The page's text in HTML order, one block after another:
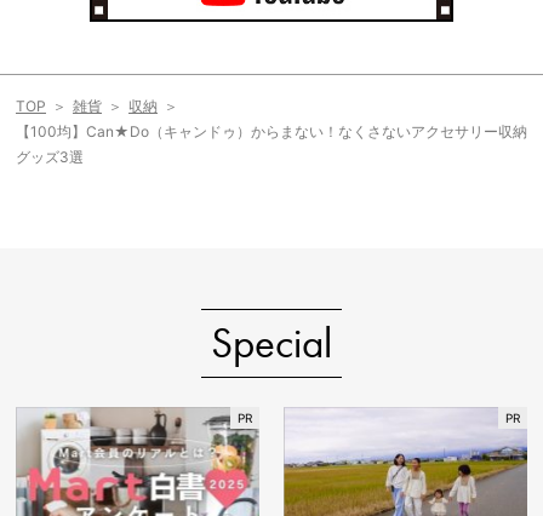
TOP 雑貨
収納
【100均】Can★Do（キャンドゥ）からまない！なくさないアクセサリー収納
グッズ3選
Special